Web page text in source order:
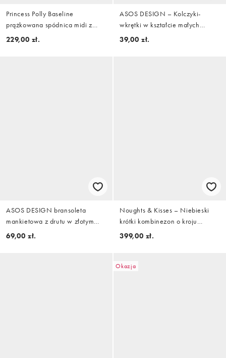
Princess Polly Baseline
prążkowana spódnica midi z
przewagą bawełny w kolorze
229,00 zł.
ASOS DESIGN – Kolczyki-
wkrętki w kształcie małych
kwiatów w kolorze złota
39,00 zł.
ASOS DESIGN bransoleta
mankietowa z drutu w złotym
odcieniu
69,00 zł.
Noughts & Kisses – Niebieski
krótki kombinezon o kroju
zapinanej na guziki koszuli z
399,00 zł.
Okazja